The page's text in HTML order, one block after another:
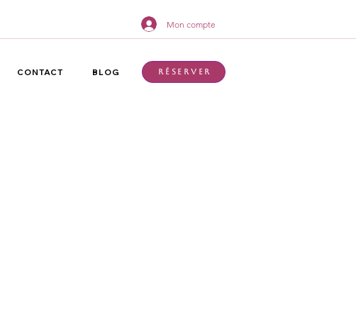
Mon compte
CONTACT BLOG Réserver